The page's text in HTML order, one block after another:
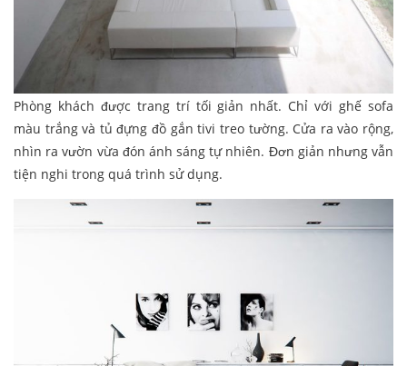
Phòng khách được trang trí tối giản nhất. Chỉ với ghế sofa
màu trắng và tủ đựng đồ gắn tivi treo tường. Cửa ra vào rộng,
nhìn ra vườn vừa đón ánh sáng tự nhiên. Đơn giản nhưng vẫn
tiện nghi trong quá trình sử dụng.